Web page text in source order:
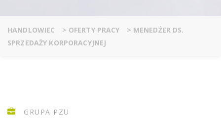
HANDLOWIEC > OFERTY PRACY > MENEDŻER DS.
SPRZEDAŻY KORPORACYJNEJ
GRUPA PZU